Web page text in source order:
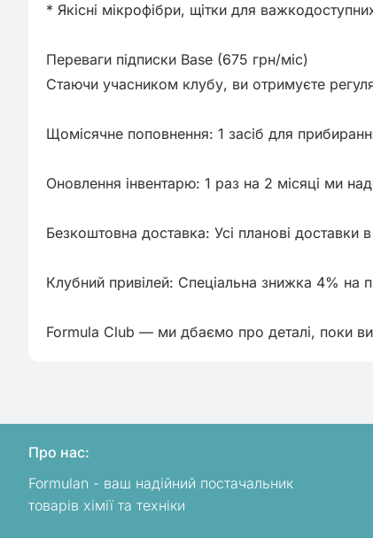
* Якісні мікрофібри, щітки для
Переваги підписки Base (675 грн/міс)
Стаючи учасником клубу, ви отримуєте
Щомісячне поповнення: 1 засіб для
Оновлення інвентарю: 1 раз на 2 місяці ми
Безкоштовна доставка: Усі планові
Клубний привілей: Спеціальна знижка 4% на
Formula Club — ми дбаємо про деталі, поки
Про нас:
Formulan - ваш надійний постачальник
товарів хімії та техніки